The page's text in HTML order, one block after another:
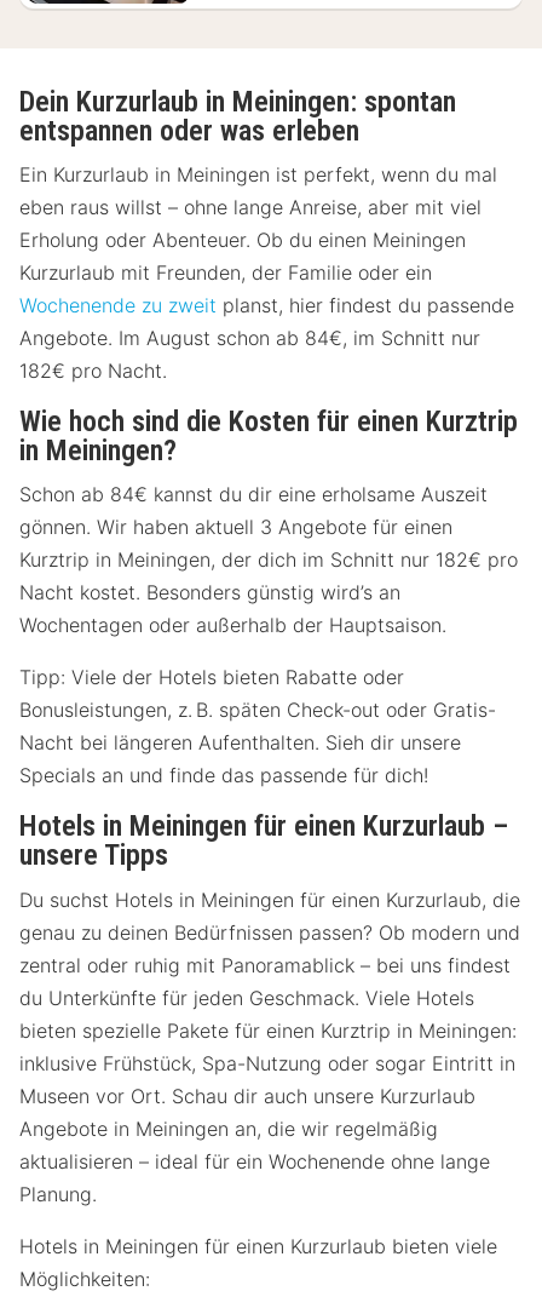
Dein Kurzurlaub in Meiningen: spontan
entspannen oder was erleben
Ein Kurzurlaub in Meiningen ist perfekt, wenn du mal
eben raus willst – ohne lange Anreise, aber mit viel
Erholung oder Abenteuer. Ob du einen Meiningen
Kurzurlaub mit Freunden, der Familie oder ein
Wochenende zu zweit planst, hier findest du passende
Angebote. Im August schon ab 84€, im Schnitt nur
182€ pro Nacht.
Wie hoch sind die Kosten für einen Kurztrip
in Meiningen?
Schon ab 84€ kannst du dir eine erholsame Auszeit
gönnen. Wir haben aktuell 3 Angebote für einen
Kurztrip in Meiningen, der dich im Schnitt nur 182€ pro
Nacht kostet. Besonders günstig wird’s an
Wochentagen oder außerhalb der Hauptsaison.
Tipp: Viele der Hotels bieten Rabatte oder
Bonusleistungen, z. B. späten Check-out oder Gratis-
Nacht bei längeren Aufenthalten. Sieh dir unsere
Specials an und finde das passende für dich!
Hotels in Meiningen für einen Kurzurlaub –
unsere Tipps
Du suchst Hotels in Meiningen für einen Kurzurlaub, die
genau zu deinen Bedürfnissen passen? Ob modern und
zentral oder ruhig mit Panoramablick – bei uns findest
du Unterkünfte für jeden Geschmack. Viele Hotels
bieten spezielle Pakete für einen Kurztrip in Meiningen:
inklusive Frühstück, Spa-Nutzung oder sogar Eintritt in
Museen vor Ort. Schau dir auch unsere Kurzurlaub
Angebote in Meiningen an, die wir regelmäßig
aktualisieren – ideal für ein Wochenende ohne lange
Planung.
Hotels in Meiningen für einen Kurzurlaub bieten viele
Möglichkeiten: